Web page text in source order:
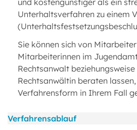
und kostengünstiger als ein
Unterhaltsverfahren zu einem
Sie können sich von
Mitarbeiterinnen im
Rechtsanwalt beziehungsweise
Rechtsanwältin beraten
Verfahrensform in Ihrem Fall
Verfahrensablauf